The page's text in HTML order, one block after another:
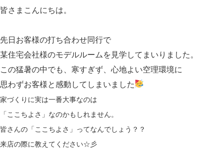
皆さまこんにちは。
先日お客様の打ち合わせ同行で
某住宅会社様のモデルルームを見学してまいりました。
この猛暑の中でも、寒すぎず、心地よい空理環境に
思わずお客様と感動してしまいました
家づくりに実は一番大事なのは
「ここちよさ」なのかもしれません。
皆さんの「ここちよさ」ってなんでしょう？？
来店の際に教えてください☆彡